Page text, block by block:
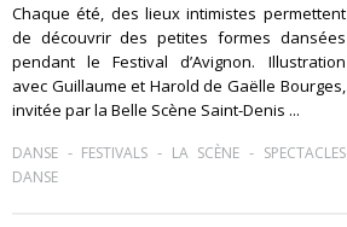
Chaque été, des lieux intimistes permettent
de découvrir des petites formes dansées
pendant le Festival d’Avignon. Illustration
avec Guillaume et Harold de Gaëlle Bourges,
invitée par la Belle Scène Saint-Denis ...
DANSE - FESTIVALS - LA SCÈNE - SPECTACLES
DANSE